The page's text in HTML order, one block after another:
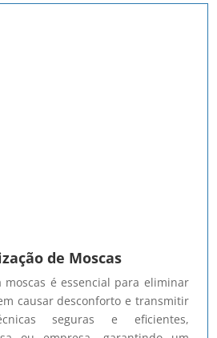
de Moscas
moscas é essencial para eliminar
causar desconforto e transmitir
seguras e eficientes,